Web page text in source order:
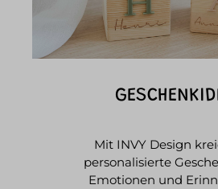
Mit INVY Design
personalisierte
Emotionen und